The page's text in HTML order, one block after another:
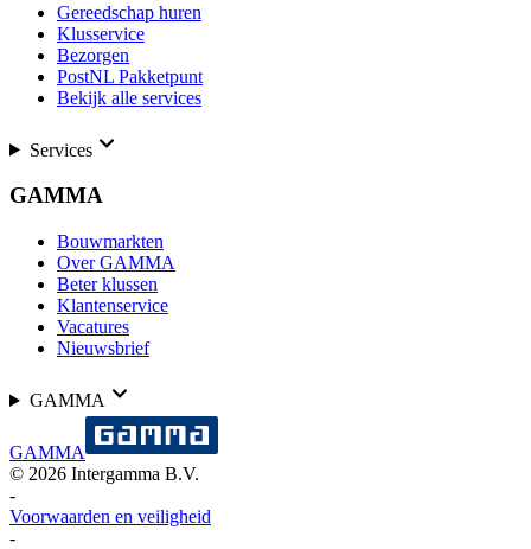
Gereedschap huren
Klusservice
Bezorgen
PostNL Pakketpunt
Bekijk alle services
Services
GAMMA
Bouwmarkten
Over GAMMA
Beter klussen
Klantenservice
Vacatures
Nieuwsbrief
GAMMA
GAMMA
© 2026 Intergamma B.V.
-
Voorwaarden en veiligheid
-